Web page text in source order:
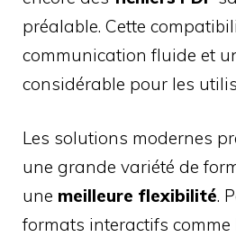
préalable. Cette
communication fluide et
considérable pour les
Les solutions modernes
une grande variété de
une meilleure flexibilité.
formats interactifs comme